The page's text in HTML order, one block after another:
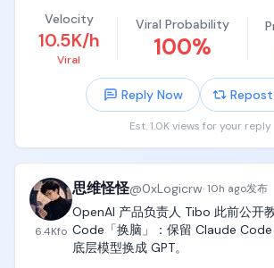
简单来说，就是中介从博主的订单报
例的返佣。
比如一个博主的视频报价是 1 万块钱
按照我接触到的情况，中介要求的返
30% 到 45% 之间。
也就是说，这个博主虽然接到了一笔
但需要返给中介 3000 到 4500 元
概是 5500 到 7000 元。
中介的日常工作就是收集一大堆意向
估计这是为了恶心 Anthropic，说他
有人说，大部分人都是周末重置，但
是表演性质的，没有什么意义。所以
还有一次重置
Velocity
10.5K/h
Viral
Viral Probability
100%
Reply Now
Est. 1.0K views for your reply
6.4Kfo
思维怪怪@0xLogicrw·10h ago发布
OpenAI 产品负责人 Tibo 此前公开
Code「换脑」：保留 Claude
底层模型换成 GPT。